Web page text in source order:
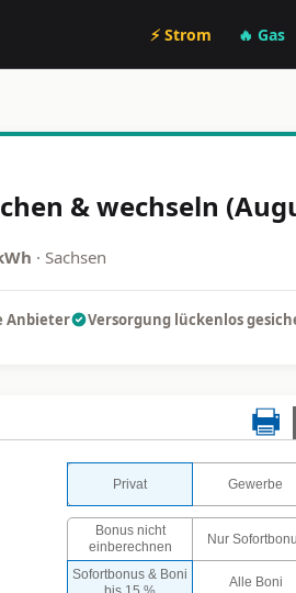
⚡ Strom 🔥 Gas
& wechseln
· Sachsen
Anbieter Versorgung lückenlos